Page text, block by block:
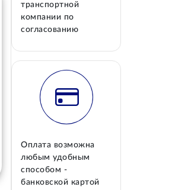
транспортной
компании по
согласованию
Оплата возможна
любым удобным
способом -
банковской картой